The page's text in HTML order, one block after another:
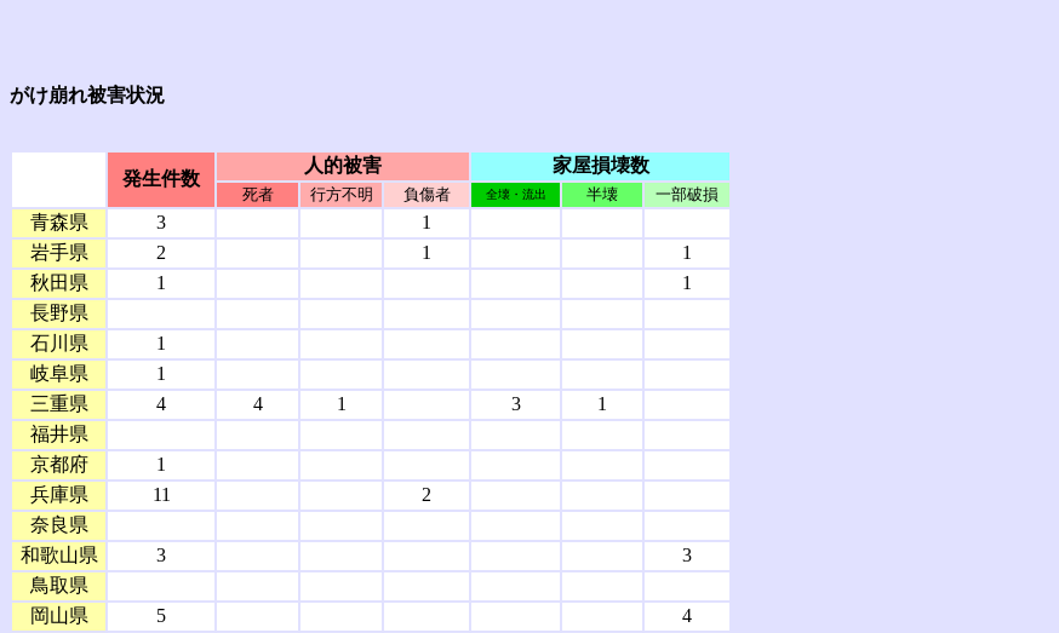
がけ崩れ被害状況
発生件数
人的被害 家屋損壊数
死者 行方不明 負傷者 全壊・流出 半壊 一部破損
青森県 3
1
岩手県
2 1
1
秋田県
1
1
長野県
石川県
1
岐阜県
1
三重県
4 4 1 3
1
福井県
京都府
1
兵庫県
11
2
奈良県
和歌山県
3
3
鳥取県
岡山県
5
4